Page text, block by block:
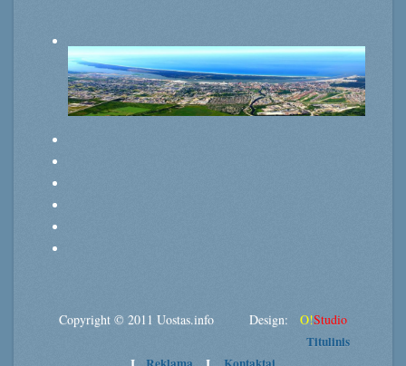
Copyright © 2011 Uostas.info Design: O!Studio
Titulinis